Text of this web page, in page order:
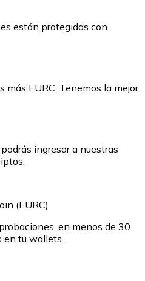
están protegidas con
más EURC. Tenemos la mejor
ingresar a nuestras
(EURC)
en menos de 30
en tu wallets.